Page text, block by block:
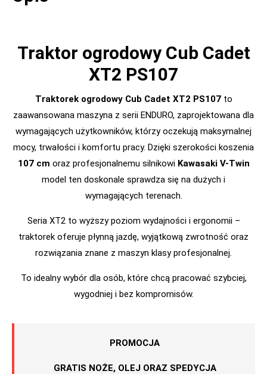
Traktor ogrodowy Cub Cadet
XT2 PS107
Traktorek ogrodowy Cub Cadet XT2 PS107to
zaawansowana maszyna z serii ENDURO, zaprojektowana dla
wymagających użytkowników, którzy oczekują maksymalnej
mocy, trwałości i komfortu pracy. Dzięki szerokości koszenia
107 cm oraz profesjonalnemu silnikowi Kawasaki V-Twin
model ten doskonale sprawdza się na dużych i
wymagających terenach.
Seria XT2 to wyższy poziom wydajności i ergonomii –
traktorek oferuje płynną jazdę, wyjątkową zwrotność oraz
rozwiązania znane z maszyn klasy profesjonalnej.
To idealny wybór dla osób, które chcą pracować szybciej,
wygodniej i bez kompromisów.
PROMOCJA
GRATIS NOŻE, OLEJ ORAZ SPEDYCJA